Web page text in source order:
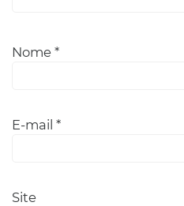
Nome *
E-mail *
Site